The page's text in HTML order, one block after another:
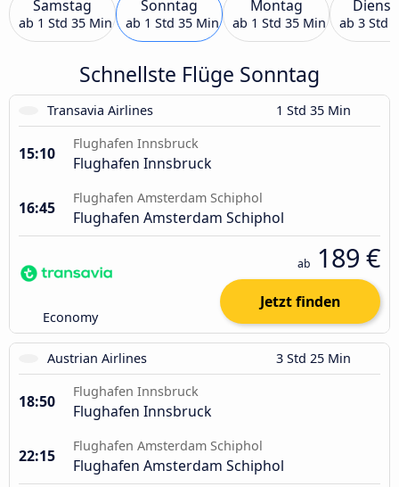
Samstag
ab 1 Std 35 Min
Sonntag
ab 1 Std 35 Min
Montag
ab 1 Std 35 Min ab 3 Std
Schnellste Flüge Sonntag
Transavia Airlines 1 Std 35 Min
15:10
Flughafen Innsbruck
Flughafen Innsbruck
16:45
Flughafen Amsterdam Schiphol
Flughafen Amsterdam Schiphol
Economy
ab 189 €
Jetzt finden
Austrian Airlines 3 Std 25 Min
18:50
Flughafen Innsbruck
Flughafen Innsbruck
22:15
Flughafen Amsterdam Schiphol
Flughafen Amsterdam Schiphol